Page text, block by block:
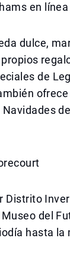
en
dulce,
de
Distrito
del
hasta la